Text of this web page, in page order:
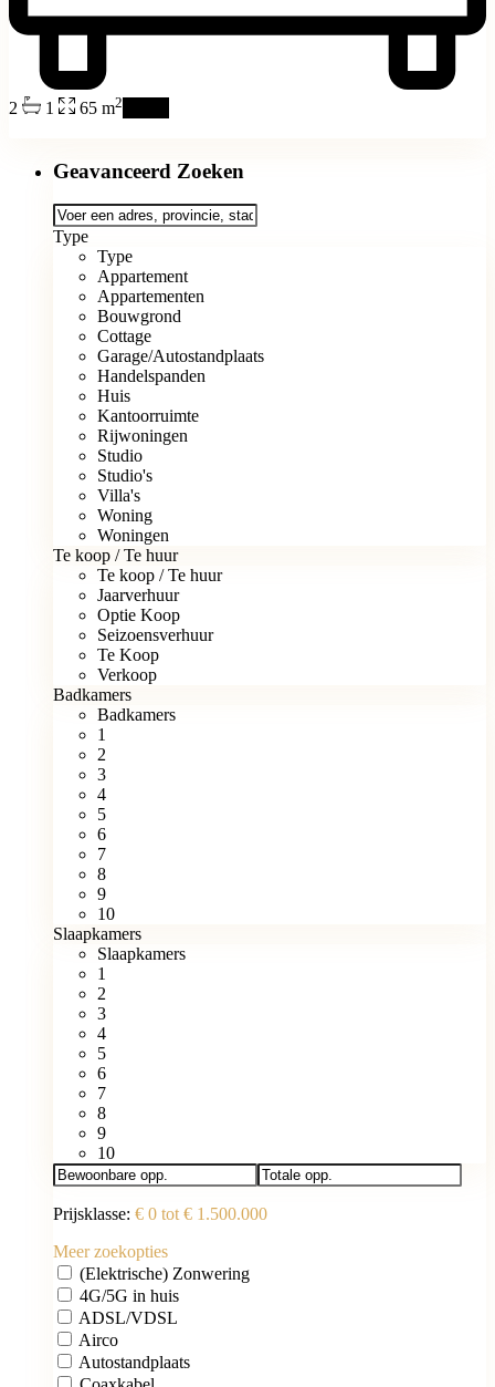
2 1 65 m2
Geavanceerd Zoeken
Type
Type
Appartement
Appartementen
Bouwgrond
Cottage
Garage/Autostandplaats
Handelspanden
Huis
Kantoorruimte
Rijwoningen
Studio
Studio's
Villa's
Woning
Woningen
Te koop / Te huur
Te koop / Te huur
Jaarverhuur
Optie Koop
Seizoensverhuur
Te Koop
Verkoop
Badkamers
Badkamers
1
2
3
4
5
6
7
8
9
10
Slaapkamers
Slaapkamers
1
2
3
4
5
6
7
8
9
10
Prijsklasse: € 0 tot € 1.500.000
Meer zoekopties
(Elektrische) Zonwering
4G/5G in huis
ADSL/VDSL
Airco
Autostandplaats